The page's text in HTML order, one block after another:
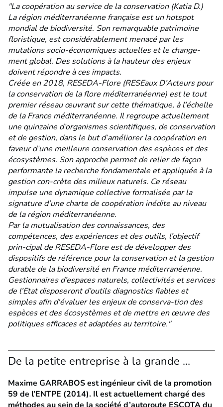
"La coopération au service de la conservation (Katia D.)
La région méditerranéenne française est un hotspot
mondial de biodiversité. Son remarquable patrimoine
floristique, est considérablement menacé par les
mutations socio-économiques actuelles et le change-
ment global. Des solutions à la hauteur des enjeux
doivent répondre à ces impacts.
Créée en 2018, RESEDA-Flore (RESEaux D’Acteurs pour
la conservation de la flore méditerranéenne) est le tout
premier réseau œuvrant sur cette thématique, à l'échelle
de la France méditerranéenne. Il regroupe actuellement
une quinzaine d’organismes scientifiques, de conservation
et de gestion, dans le but d’améliorer la coopération en
faveur d’une meilleure conservation des espèces et des
écosystèmes. Son approche permet de relier de façon
performante la recherche fondamentale et appliquée à la
gestion con-crète des milieux naturels. Ce réseau
impulse une dynamique collective formalisée par la
signature d’une charte de coopération inédite au niveau
de la région méditerranéenne.
Par la mutualisation des connaissances, des
compétences, des expériences et des outils, l’objectif
prin-cipal de RESEDA-Flore est de développer des
dispositifs de référence pour la conservation et la gestion
durable de la biodiversité en France méditerranéenne.
Gestionnaires d’espaces naturels, collectivités et services
de l’Etat disposeront d’outils diagnostics fiables et
simples afin d'évaluer les enjeux de conserva-tion des
espèces et des écosystèmes et de mettre en œuvre des
politiques efficaces et adaptées au territoire."
De la petite entreprise à la grande …
Maxime GARRABOS est ingénieur civil de la promotion
59 de l’ENTPE (2014). Il est actuellement chargé des